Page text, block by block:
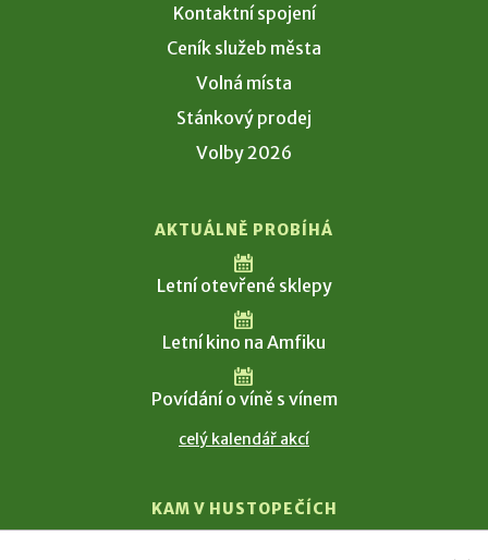
Kontaktní spojení
Ceník služeb města
Volná místa
Stánkový prodej
Volby 2026
AKTUÁLNĚ PROBÍHÁ
Letní otevřené sklepy
Letní kino na Amfiku
Povídání o víně s vínem
celý kalendář akcí
KAM V HUSTOPEČÍCH